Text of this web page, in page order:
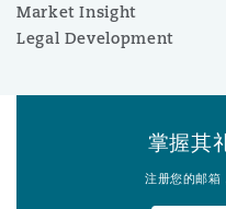
Market Insight
Legal Development
掌握其
注册您的邮箱